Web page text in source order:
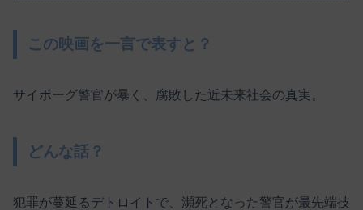
この映画を一言で表すと？
サイボーグ警官が暴く、腐敗した近未来社会の真実。
どんな話？
犯罪が蔓延るデトロイトで、瀕死となった警官が最先端技